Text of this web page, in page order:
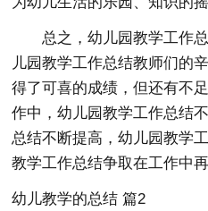
总之，幼儿园教学工作
儿园教学工作总结教师们的
得了可喜的成绩，但还有不
作中，幼儿园教学工作总结
总结不断提高，幼儿园教学
教学工作总结争取在工作中再
幼儿教学的总结 篇2